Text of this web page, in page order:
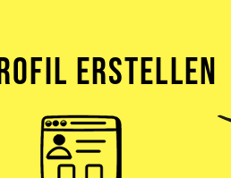
ERSTELLEN